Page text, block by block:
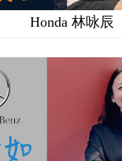
Honda 林咏辰